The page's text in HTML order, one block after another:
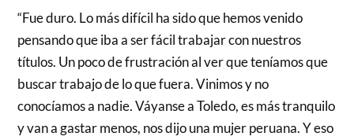
“Fue duro. Lo más difícil ha sido que hemos venido
pensando que iba a ser fácil trabajar con nuestros
títulos. Un poco de frustración al ver que teníamos que
buscar trabajo de lo que fuera. Vinimos y no
conocíamos a nadie. Váyanse a Toledo, es más tranquilo
y van a gastar menos, nos dijo una mujer peruana. Y eso